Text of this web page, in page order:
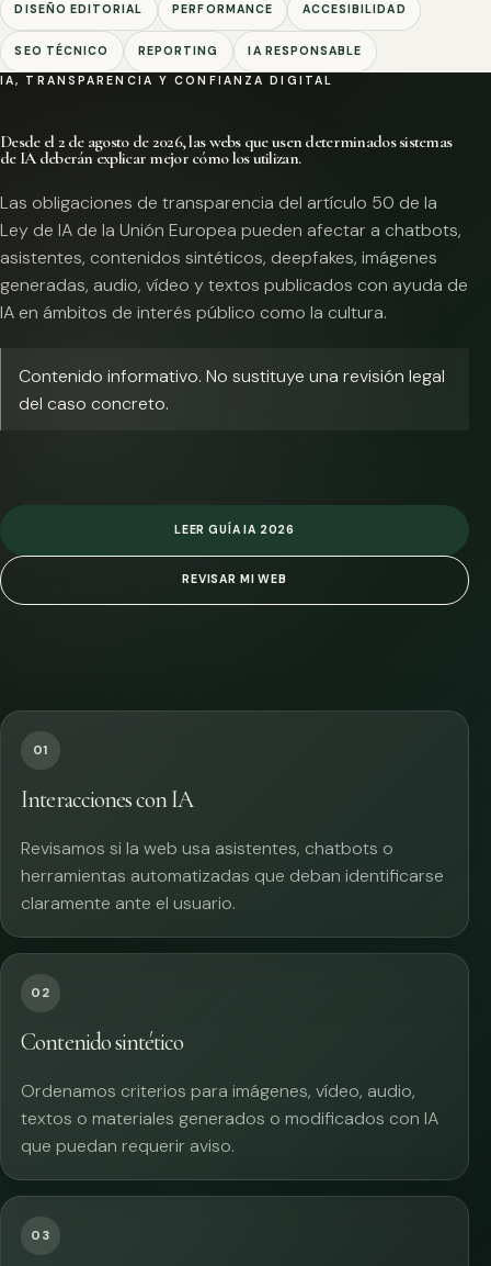
DISEÑO EDITORIAL PERFORMANCE ACCESIBILIDAD
SEO TÉCNICO REPORTING IA RESPONSABLE
IA, TRANSPARENCIA Y CONFIANZA DIGITAL
Desde el 2 de agosto de 2026, las webs que usen determinados sistemas
de IA deberán explicar mejor cómo los utilizan.
Las obligaciones de transparencia del artículo 50 de la
Ley de IA de la Unión Europea pueden afectar a chatbots,
asistentes, contenidos sintéticos, deepfakes, imágenes
generadas, audio, vídeo y textos publicados con ayuda de
IA en ámbitos de interés público como la cultura.
Contenido informativo. No sustituye una revisión legal
del caso concreto.
LEER GUÍA IA 2026
REVISAR MI WEB
01
Interacciones con IA
Revisamos si la web usa asistentes, chatbots o
herramientas automatizadas que deban identificarse
claramente ante el usuario.
02
Contenido sintético
Ordenamos criterios para imágenes, vídeo, audio,
textos o materiales generados o modificados con IA
que puedan requerir aviso.
03